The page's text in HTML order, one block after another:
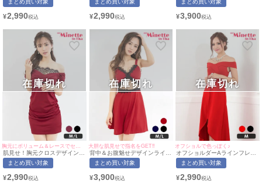
プラ膝丈ドレス(Sサイズ～Lサ
用)[myMinette/マイミネット]
まとめ買い対象
¥2,990
(Sサイズ〜Lサイズ)(せいせい/
マイミネット]
まとめ買い対象
¥2,990
替フレアミニドレス (Mサイズ)
[myMinette/マイミネット]
まとめ買い対象
¥3,900
肌見せ！胸元クロスデザインプ
チプラオフショルダータイトミ
ニドレス (Mサイズ/Lサイズ)(中
[myMinette/マイミネット]
まとめ買い対象
¥2,990
在庫切れ
大胆な肌見せで指名をGET!!
背中＆お腹魅せデザインライン
プチプラフレアミニドレス (M
サイズ/Lサイズ)(中尾みほ/キャ
ミネット]
まとめ買い対象
¥3,900
在庫切れ
オフショルで色っぽく♪
オフショルダーAラインフレア
プチプラロングテールドレス
(Mサイズ)(中尾みほ/キャバドレ
ト]
まとめ買い対象
¥2,990
在庫切れ